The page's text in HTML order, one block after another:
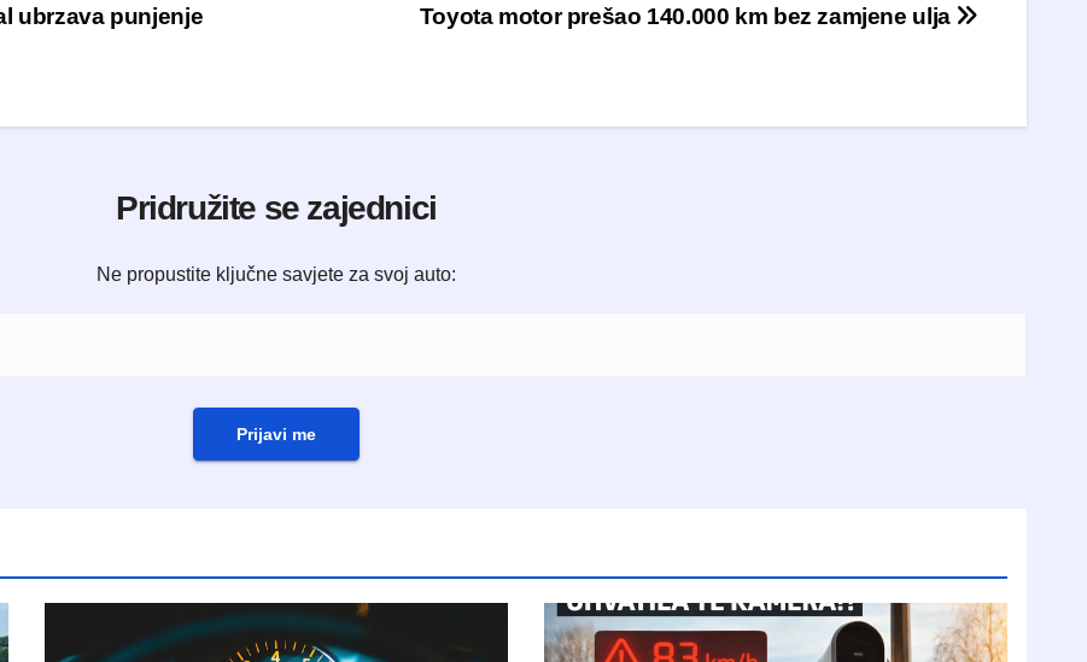
Toyota motor prešao 140.000 km bez zamjene ulja
ubrzava punjenje
Pridružite se zajednici
Ne propustite ključne savjete za svoj auto:
Prijavi me